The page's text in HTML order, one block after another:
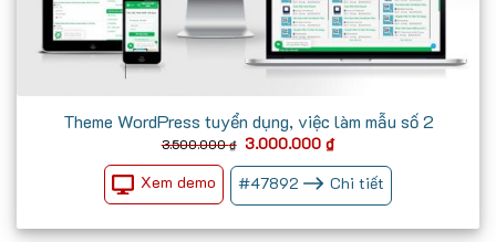
Theme WordPress tuyển dụng, việc làm mẫu số 2
3.500.000₫ Giá
là:
3.500.000 ₫.
3.000.000₫Giá
hiện
tại
là:
3.000.000 ₫.
Xem demo #47892 Chi tiết